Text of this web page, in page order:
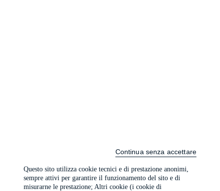
Questo sito utilizza cookie tecnici e di prestazione anonimi,
sempre attivi per garantire il funzionamento del sito e di
misurarne le prestazione; Altri cookie (i cookie di
Continua senza accettare